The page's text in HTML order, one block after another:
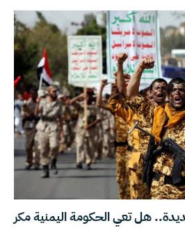
هل تعي الحكومة اليمنية مكر